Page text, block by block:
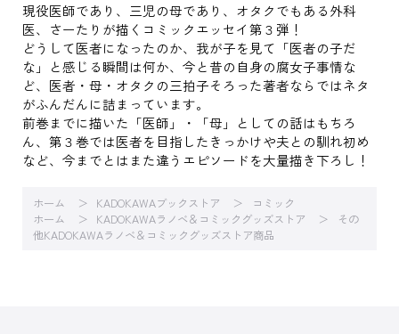
現役医師であり、三児の母であり、オタクでもある外科
医、さーたりが描くコミックエッセイ第３弾！
どうして医者になったのか、我が子を見て「医者の子だ
な」と感じる瞬間は何か、今と昔の自身の腐女子事情な
ど、医者・母・オタクの三拍子そろった著者ならではネタ
がふんだんに詰まっています。
前巻までに描いた「医師」・「母」としての話はもちろ
ん、第３巻では医者を目指したきっかけや夫との馴れ初め
など、今までとはまた違うエピソードを大量描き下ろし！
ホーム KADOKAWAブックストア
コミック
ホーム
KADOKAWAラノベ＆コミックグッズストア
その
他KADOKAWAラノベ＆コミックグッズストア商品